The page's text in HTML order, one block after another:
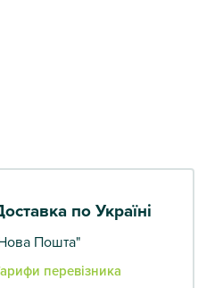
по Україні
Пошта"
перевізника